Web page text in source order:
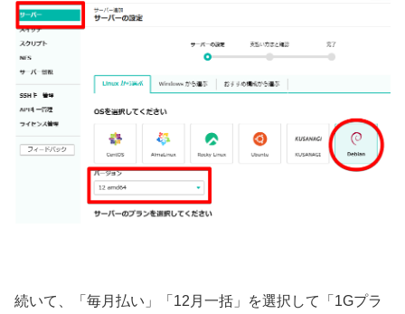
続いて、「毎月払い」「12月一括」を選択して「1Gプラ